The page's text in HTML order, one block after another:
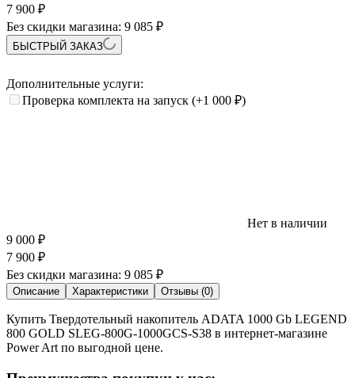
7 900 ₽
Без скидки магазина: 9 085 ₽
БЫСТРЫЙ ЗАКАЗ
Дополнительные услуги:
Проверка комплекта на запуск (+1 000 ₽)
Нет в наличии
9 000 ₽
7 900 ₽
Без скидки магазина: 9 085 ₽
Описание Характеристики Отзывы (0)
Купить Твердотельный накопитель ADATA 1000 Gb LEGEND
800 GOLD SLEG-800G-1000GCS-S38 в интернет-магазине
Power Art по выгодной цене.